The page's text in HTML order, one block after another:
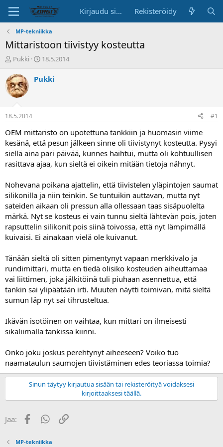
Kirjaudu sisään Rekisteröidy
MP-tekniikka
Mittaristoon tiivistyy kosteutta
K
s
k
u
s
t
e
l
n
a
l
i
t
t
a
j
a
Pukki
A
o
p
ä
v
ä
18.5.2014
Pukki
18.5.2014 #1
OEM mittaristo on upotettuna tankkiin ja huomasin viime
kesänä, että pesun jälkeen sinne oli tiivistynyt kosteutta. Pysyi
siellä aina pari päivää, kunnes haihtui, mutta oli kohtuullisen
rasittava ajaa, kun sieltä ei oikein mitään tietoja nähnyt.
Nohevana poikana ajattelin, että tiivistelen yläpintojen saumat
silikonilla ja niin teinkin. Se tuntuikin auttavan, mutta nyt
sateiden aikaan oli pressun alla ollessaan taas sisäpuolelta
märkä. Nyt se kosteus ei vain tunnu sieltä lähtevän pois, joten
rapsuttelin silikonit pois siinä toivossa, että nyt lämpimällä
kuivaisi. Ei ainakaan vielä ole kuivanut.
Tänään sieltä oli sitten pimentynyt vapaan merkkivalo ja
rundimittari, mutta en tiedä olisiko kosteuden aiheuttamaa
vai liittimen, joka jälkitöinä tuli piuhaan asennettua, että
tankin sai ylipäätään irti. Muuten näytti toimivan, mitä sieltä
sumun läp nyt sai tihrusteltua.
Ikävän isotöinen on vaihtaa, kun mittari on ilmeisesti
sikaliimalla tankissa kiinni.
Onko joku joskus perehtynyt aiheeseen? Voiko tuo
naamataulun saumojen tiivistäminen edes teoriassa toimia?
Sinun täytyy kirjautua sisään tai rekisteröityä voidaksesi
kirjoittaaksesi täällä.
Jaa: FacebookWhatsApp
Linkki
MP-tekniikka